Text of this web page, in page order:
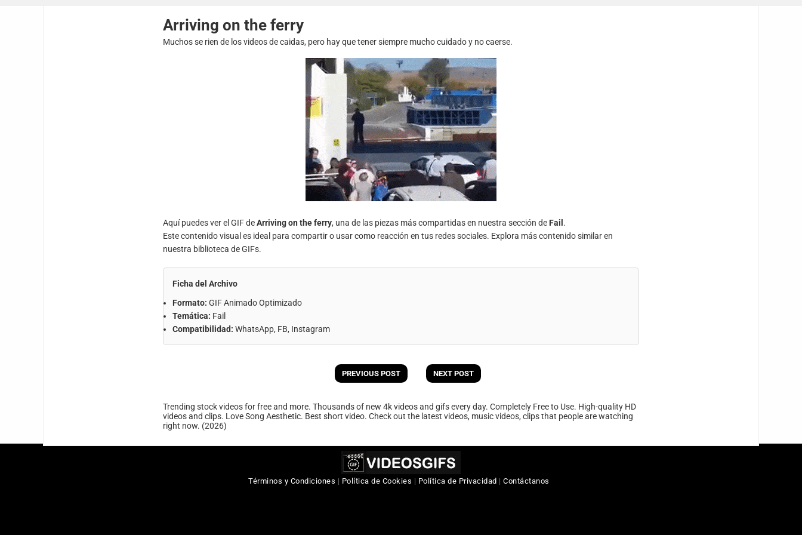
Arriving on the ferry
Muchos se rien de los videos de caidas, pero hay que tener siempre mucho cuidado y no caerse.
Aquí puedes ver el GIF deArriving on the ferry, una de las piezas más compartidas en nuestra sección de Fail .
Este contenido visual es ideal para compartir o usar como reacción en tus redes sociales. Explora más contenido similar en
nuestra biblioteca de GIFs.
Ficha del Archivo
Formato: GIF Animado Optimizado
Temática: Fail
Compatibilidad: WhatsApp, FB, Instagram
PREVIOUS POST NEXT POST
Trending stock videos for free and more. Thousands of new 4k videos and gifs every day. Completely Free to Use. High-quality HD
videos and clips. Love Song Aesthetic. Best short video. Check out the latest videos, music videos, clips that people are watching
right now. (2026)
Términos y Condiciones | Política de Cookies | Política de Privacidad |Contáctanos